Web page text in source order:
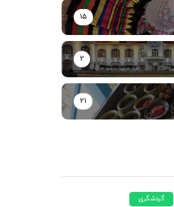
15
2
21
گردشگری